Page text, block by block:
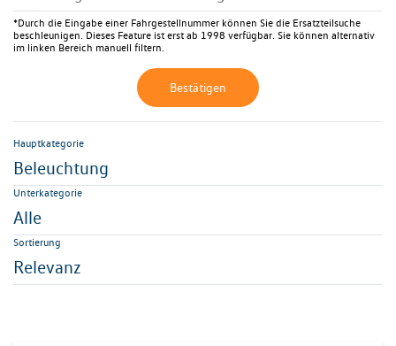
*Durch die Eingabe einer Fahrgestellnummer können Sie die Ersatzteilsuche
beschleunigen. Dieses Feature ist erst ab 1998 verfügbar. Sie können alternativ
im linken Bereich manuell filtern.
Bestätigen
Hauptkategorie
Beleuchtung
Unterkategorie
Alle
Sortierung
Relevanz